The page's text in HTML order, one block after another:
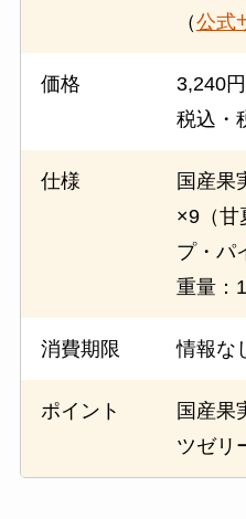
（公式
価格
3,240円
税込・
仕様
国産果
×9（甘
プ・パ
重量：
消費期限 情報な
ポイント
国産果
ツゼリ